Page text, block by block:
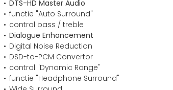
DTS-HD Master Audio
functie "Auto Surround"
control bass / treble
Dialogue Enhancement
Digital Noise Reduction
DSD-to-PCM Convertor
control "Dynamic Range"
functie "Headphone Surround"